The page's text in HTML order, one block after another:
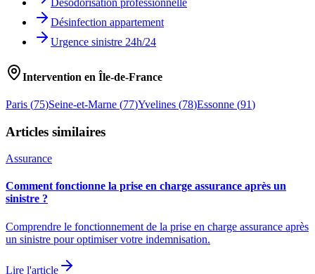
Désodorisation professionnelle
Désinfection appartement
Urgence sinistre 24h/24
Intervention en Île-de-France
Paris (75)Seine-et-Marne (77)Yvelines (78)Essonne (91)
Articles similaires
Assurance
Comment fonctionne la prise en charge assurance après un
sinistre ?
Comprendre le fonctionnement de la prise en charge assurance après
un sinistre pour optimiser votre indemnisation.
Lire l'article